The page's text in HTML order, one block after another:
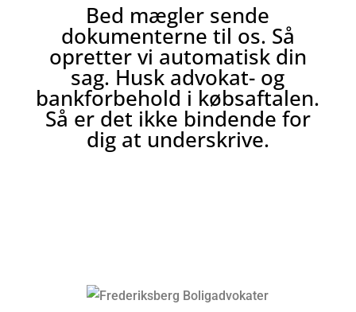
Bed mægler sende
dokumenterne til os. Så
opretter vi automatisk din
sag. Husk advokat- og
bankforbehold i købsaftalen.
Så er det ikke bindende for
dig at underskrive.